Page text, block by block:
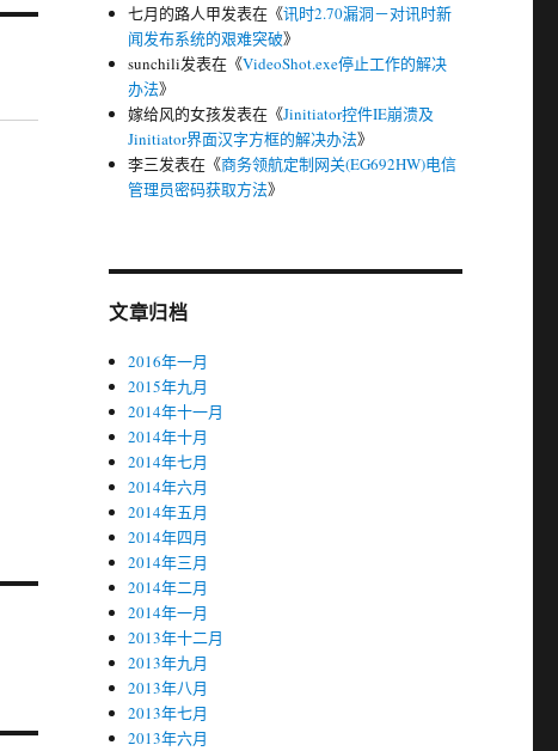
七月的路人甲发表在《讯时2.70漏洞－对讯时新
闻发布系统的艰难突破》
sunchili发表在《VideoShot.exe停止工作的解决
办法》
嫁给风的女孩发表在《Jinitiator控件IE崩溃及
Jinitiator界面汉字方框的解决办法》
李三发表在《商务领航定制网关(EG692HW)电信
管理员密码获取方法》
文章归档
2016年一月
2015年九月
2014年十一月
2014年十月
2014年七月
2014年六月
2014年五月
2014年四月
2014年三月
2014年二月
2014年一月
2013年十二月
2013年九月
2013年八月
2013年七月
2013年六月